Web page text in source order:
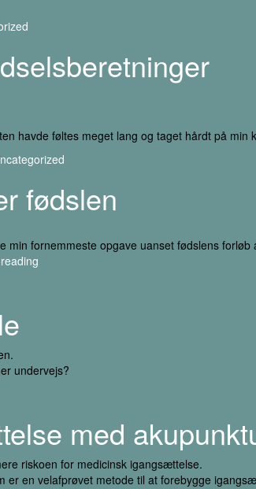
havde føltes meget lang og taget hårdt på min
fødslen
min fornemmeste opgave uanset fødslens
undervejs?
med
riskoen for medicinsk igangsættelse.
er en velafprøvet metode til at forebygge